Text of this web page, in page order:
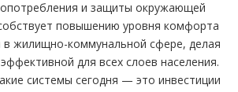
и защиты окружающей
повышению уровня комфорта
в жилищно-коммунальной сфере, делая
для всех слоев населения.
системы сегодня — это инвестиции